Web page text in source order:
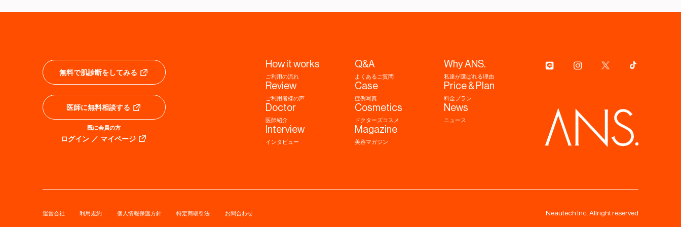
無料で肌診断をしてみる
医師に無料相談する
既に会員の方
ログイン ／ マイページ
How it works
ご利用の流れ
Q&A
よくあるご質問
Why ANS.
私達が選ばれる理由
Review
ご利用者様の声
Case
症例写真
Price & Plan
料金プラン
Doctor
医師紹介
Cosmetics
ドクターズコスメ
News
ニュース
Interview
インタビュー
Magazine
美容マガジン
運営会社 利用規約 個人情報保護方針 特定商取引法 お問合わせ Neautech Inc. Allright reserved